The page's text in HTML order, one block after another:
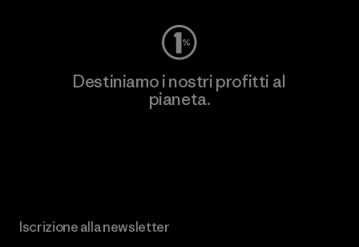
Destiniamo i nostri profitti al
pianeta.
Iscrizione alla newsletter